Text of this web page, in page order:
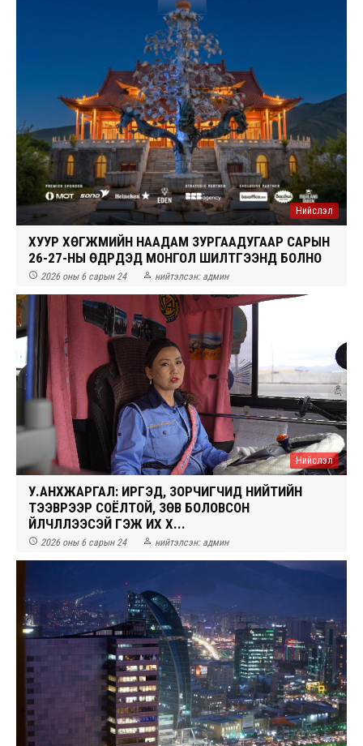
Нийслэл
ХУУР ХӨГЖМИЙН НААДАМ ЗУРГААДУГААР САРЫН
26-27-НЫ ӨДРҮҮДЭД МОНГОЛ ШИЛТГЭЭНД БОЛНО
 2026 оны 6 сарын 24  нийтэлсэн: админ
Нийслэл
У.АНХЖАРГАЛ: ИРГЭД, ЗОРЧИГЧИД НИЙТИЙН
ТЭЭВРЭЭР СОЁЛТОЙ, ЗӨВ БОЛОВСОН
ҮЙЛЧЛҮҮЛЭЭСЭЙ ГЭЖ ИХ ХҮ...
 2026 оны 6 сарын 24  нийтэлсэн: админ